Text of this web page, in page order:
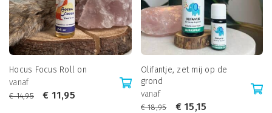
Hocus Focus Roll on
vanaf
€14,95 € 11,95
Olifantje, zet mij op de
grond
vanaf
€18,95 €15,15